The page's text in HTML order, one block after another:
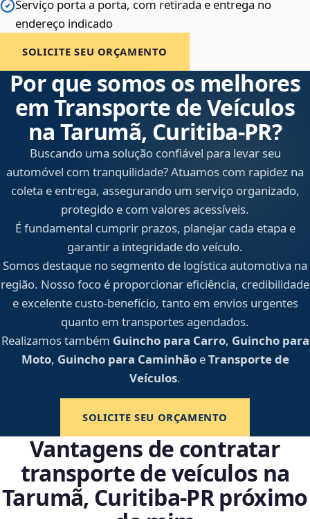
Serviço porta a porta, com retirada e entrega no
endereço indicado
SOLICITE SEU ORÇAMENTO
Por que somos os melhores
em Transporte de Veículos
na Tarumã, Curitiba‑PR?
Buscando uma solução confiável para levar seu
automóvel com tranquilidade? Atuamos com rapidez na
coleta e entrega, assegurando um serviço organizado,
protegido e com valores acessíveis.
É fundamental cumprir prazos, planejar cada etapa e
garantir a integridade do veículo.
Somos destaque no segmento de logística automotiva na
região. Nosso foco é proporcionar eficiência, credibilidade
e excelente custo-benefício, tanto em envios urgentes
quanto em transportes agendados.
Realizamos também Guincho para Carro, Guincho para
Moto, Guincho para CaminhãoeTransporte de
Veículos.
SOLICITE SEU ORÇAMENTO
Vantagens de contratar
transporte de veículos na
Tarumã, Curitiba‑PR próximo